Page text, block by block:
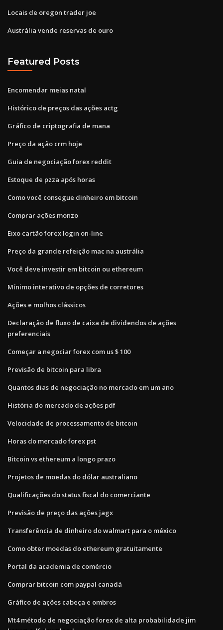
Locais de oregon trader joe
Austrália vende reservas de ouro
Featured Posts
Encomendar meias natal
Histórico de preços das ações actg
Gráfico de criptografia de mana
Preço da ação crm hoje
Guia de negociação forex reddit
Estoque de pzza após horas
Como você consegue dinheiro em bitcoin
Comprar ações monzo
Eixo cartão forex login on-line
Preço da grande refeição mac na austrália
Você deve investir em bitcoin ou ethereum
Mínimo interativo de opções de corretores
Ações e molhos clássicos
Declaração de fluxo de caixa de dividendos de ações
preferenciais
Começar a negociar forex com us $ 100
Previsão de bitcoin para libra
Quantos dias de negociação no mercado em um ano
História do mercado de ações pdf
Velocidade de processamento de bitcoin
Horas do mercado forex pst
Bitcoin vs ethereum a longo prazo
Projetos de moedas do dólar australiano
Qualificações do status fiscal do comerciante
Previsão de preço das ações jagx
Transferência de dinheiro do walmart para o méxico
Como obter moedas do ethereum gratuitamente
Portal da academia de comércio
Comprar bitcoin com paypal canadá
Gráfico de ações cabeça e ombros
Mt4 método de negociação forex de alta probabilidade jim